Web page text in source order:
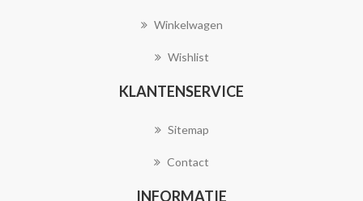
Winkelwagen
Wishlist
KLANTENSERVICE
Sitemap
Contact
INFORMATIE